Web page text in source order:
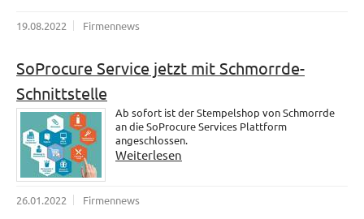
19.08.2022 Firmennews
SoProcure Service jetzt mit Schmorrde-
Schnittstelle
Ab sofort ist der Stempelshop von Schmorrde
an die SoProcure Services Plattform
angeschlossen.
Weiterlesen
26.01.2022 Firmennews